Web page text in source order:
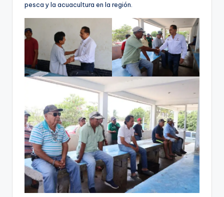
pesca y la acuacultura en la región.